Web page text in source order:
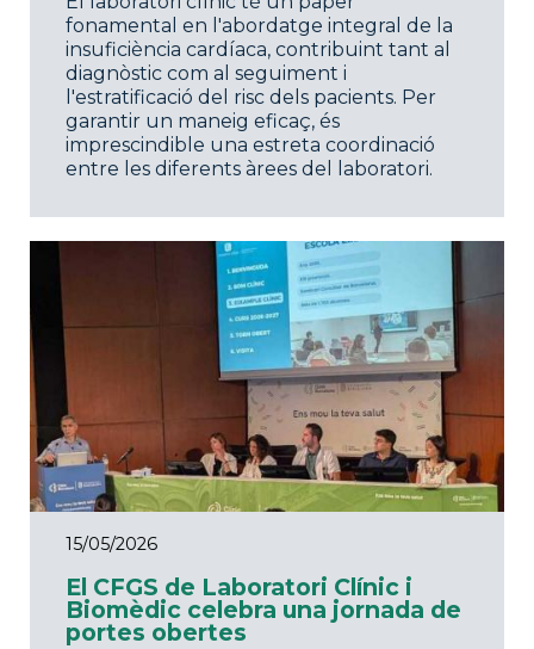
fonamental en l'abordatge integral de la
insuficiència cardíaca, contribuint tant al
diagnòstic com al seguiment i
l'estratificació del risc dels pacients. Per
garantir un maneig eficaç, és
imprescindible una estreta coordinació
entre les diferents àrees del laboratori.
15/05/2026
El CFGS de Laboratori Clínic i
Biomèdic celebra una jornada de
portes obertes